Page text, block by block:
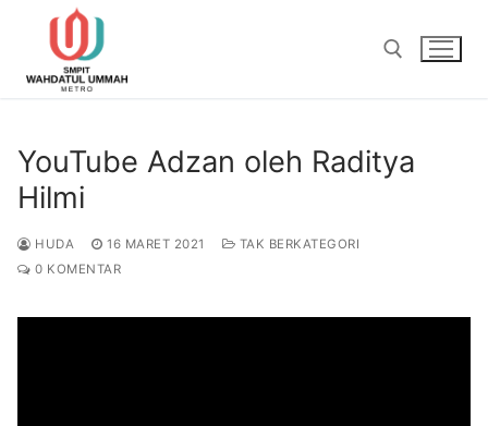
Lompat
YouTube Adzan oleh Raditya
Hilmi
HUDA 16 MARET 2021
TAK BERKATEGORI
0 KOMENTAR